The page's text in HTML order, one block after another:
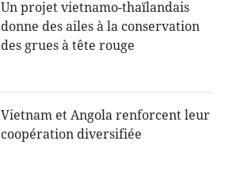
Un projet vietnamo-thaïlandais
donne des ailes à la conservation
des grues à tête rouge
Vietnam et Angola renforcent leur
coopération diversifiée